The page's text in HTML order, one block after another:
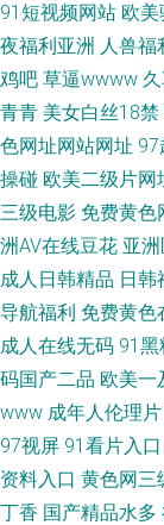
91短视频网站 欧
夜福利亚洲 人兽福
鸡吧 草逼wwww
青青 美女白丝18禁
色网址网站网址 97
操碰 欧美二级片网
三级电影 免费黄色
洲AV在线豆花 亚
成人日韩精品 日韩
导航福利 免费黄色
成人在线无码 91黑
码国产二品 欧美一
www 成年人伦理片
97视屏 91看片入口
资料入口 黄色网三
丁香 国产精品水多